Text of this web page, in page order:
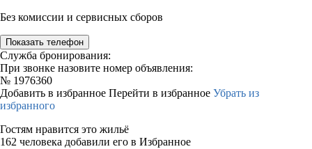
Без комиссии и сервисных сборов
Показать телефон
Служба бронирования:
При звонке назовите номер объявления:
№ 1976360
Добавить в избранное Перейти в избранное Убрать из
избранного
Гостям нравится это жильё
162 человека добавили его в Избранное